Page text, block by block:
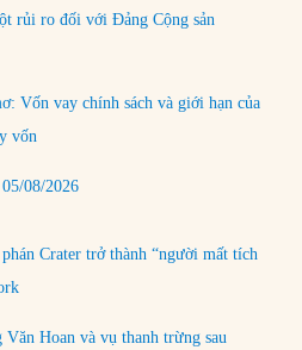
rủi ro đối với Đảng Cộng sản
Vốn vay chính sách và giới hạn của
vốn
08/2026
Crater trở thành “người mất tích
Văn Hoan và vụ thanh trừng sau